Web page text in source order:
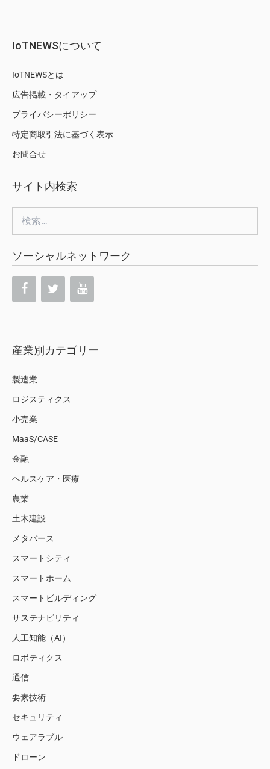
IoTNEWSについて
IoTNEWSとは
広告掲載・タイアップ
プライバシーポリシー
特定商取引法に基づく表示
お問合せ
サイト内検索
索:
ソーシャルネットワーク
産業別カテゴリー
製造業
ロジスティクス
小売業
MaaS/CASE
金融
ヘルスケア・医療
農業
土木建設
メタバース
スマートシティ
スマートホーム
スマートビルディング
サステナビリティ
人工知能（AI）
ロボティクス
通信
要素技術
セキュリティ
ウェアラブル
ドローン